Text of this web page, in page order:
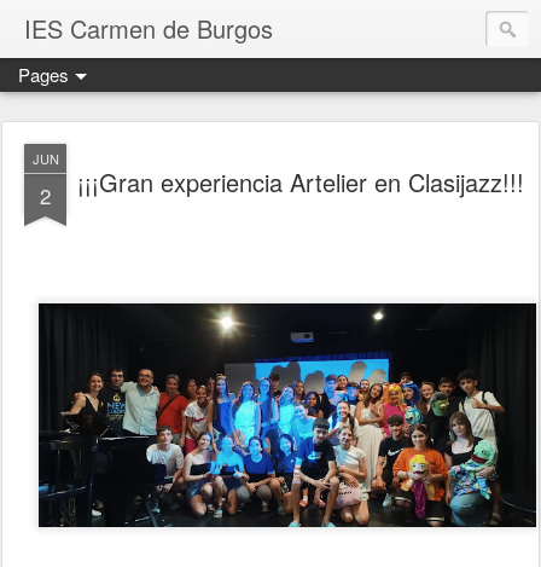
IES Carmen de Burgos
Pages
JUN
2 ¡¡¡Gran experiencia Artelier en Clasijazz!!!